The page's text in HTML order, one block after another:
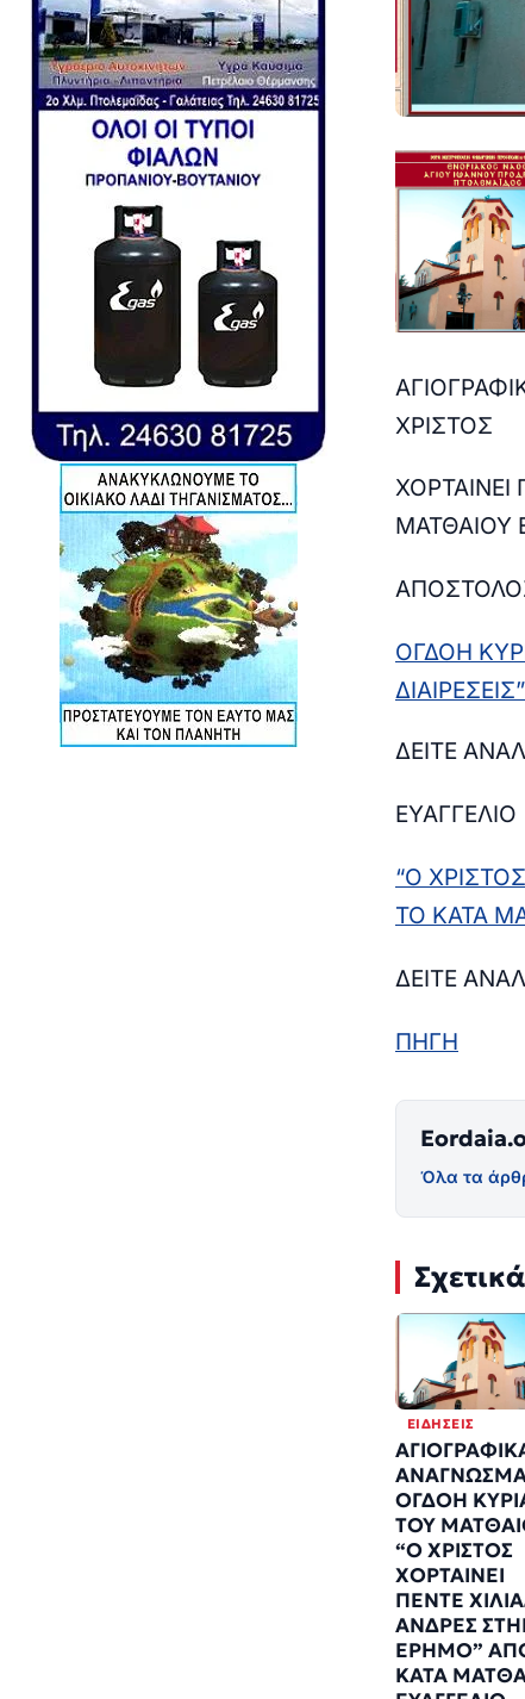
ΧΡΙΣΤΟΣ
ΧΟΡΤΑΙΝΕΙ
ΜΑΤΘΑΙΟΥ
ΟΓΔΟΗ
ΔΕΙΤΕ
ΕΥΑΓΓΕΛΙΟ
“Ο
ΤΟ ΚΑΤΑ
ΔΕΙΤΕ
ΠΗΓΗ
Όλα τα
ΕΙΔΉΣΕΙΣ
ΟΓΔΟΗ
ΤΟΥ
“Ο ΧΡΙΣΤΟΣ
ΧΟΡΤΑΙΝΕΙ
ΠΕΝΤΕ
ΑΝΔΡΕΣ
ΕΡΗΜΟ”
ΚΑΤΑ